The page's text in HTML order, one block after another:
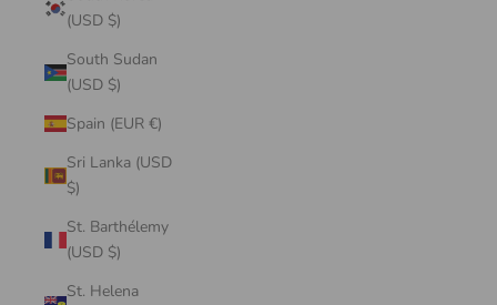
(USD $)
South Sudan
(USD $)
Spain (EUR €)
Sri Lanka (USD
$)
St. Barthélemy
(USD $)
St. Helena